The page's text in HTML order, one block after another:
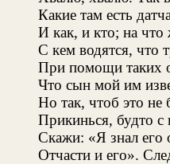
Какие там есть
И как, и кто; на что
С кем водятся, что
При помощи таких
Что сын мой им
Но так, чтоб это не
Прикинься, будто
Скажи: «Я знал его
Отчасти и его».